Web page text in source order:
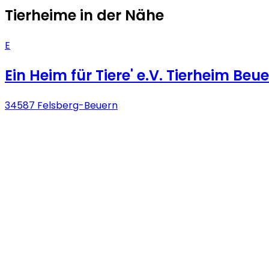
Tierheime in der Nähe
E
Ein Heim für Tiere' e.V. Tierheim
34587 Felsberg-Beuern